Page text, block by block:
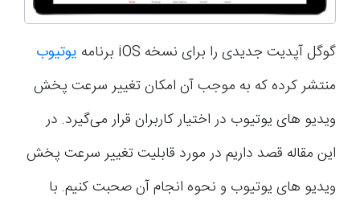
گوگل آپدیت جدیدی را برای نسخه iOS برنامه
یوتیوب
منتشر کرده که به موجب آن امکان تغییر سرعت پخش
ویدیو های یوتیوب در اختیار کاربران قرار می‌گیرد. در
این مقاله قصد داریم در مورد قابلیت تغییر سرعت پخش
ویدیو های یوتیوب و نحوه انجام آن صحبت کنیم. با